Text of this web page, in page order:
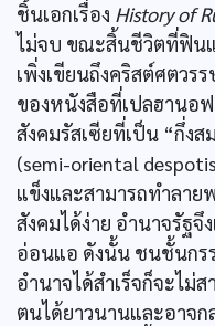
ชิ้นเอกเรื่อง History of
ไม่จบ ขณะสิ้นชีวิตที่ฟิน
เพิ่งเขียนถึงคริสต์ศตว
ของหนังสือที่เปลฮานอ
สังคมรัสเซียที่เป็น “กึ่ง
(semi-oriental
แข็งและสามารถทำลา
สังคมได้ง่าย อำนาจรัฐ
อ่อนแอ ดังนั้น ชนชั้นกร
อำนาจได้สำเร็จก็จะไม่
ตนได้ยาวนานและอาจ